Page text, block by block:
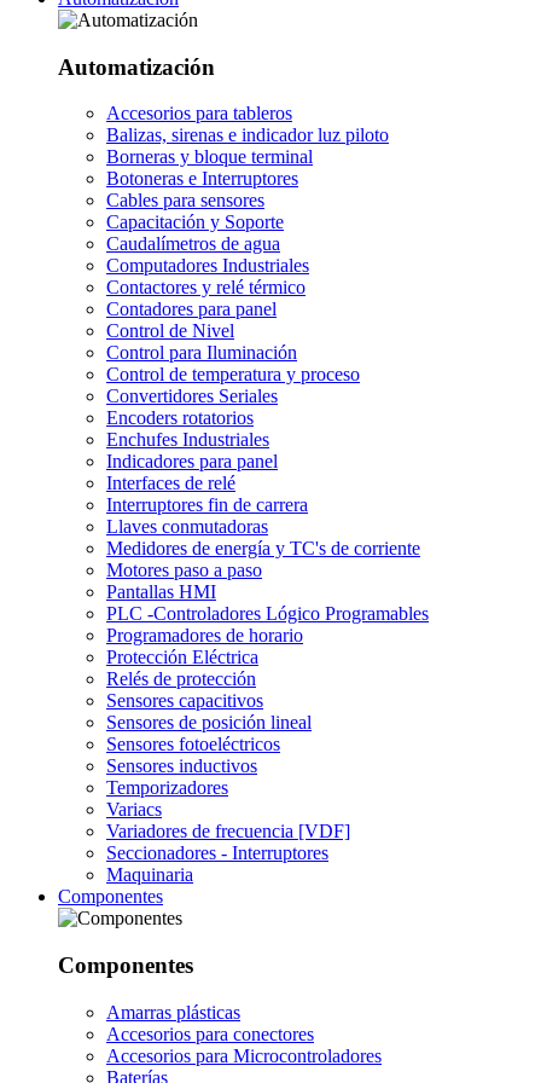
Automatización
Accesorios para tableros
Balizas, sirenas e indicador luz piloto
Borneras y bloque terminal
Botoneras e Interruptores
Cables para sensores
Capacitación y Soporte
Caudalímetros de agua
Computadores Industriales
Contactores y relé térmico
Contadores para panel
Control de Nivel
Control para Iluminación
Control de temperatura y proceso
Convertidores Seriales
Encoders rotatorios
Enchufes Industriales
Indicadores para panel
Interfaces de relé
Interruptores fin de carrera
Llaves conmutadoras
Medidores de energía y TC's de corriente
Motores paso a paso
Pantallas HMI
PLC -Controladores Lógico Programables
Programadores de horario
Protección Eléctrica
Relés de protección
Sensores capacitivos
Sensores de posición lineal
Sensores fotoeléctricos
Sensores inductivos
Temporizadores
Variacs
Variadores de frecuencia [VDF]
Seccionadores - Interruptores
Maquinaria
Componentes
Componentes
Amarras plásticas
Accesorios para conectores
Accesorios para Microcontroladores
Baterías